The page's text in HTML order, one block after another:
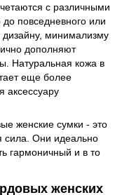
с различными
повседневного или
дизайну, минимализму
дополняют
Натуральная кожа в
еще более
аксессуару
женские сумки - это
сила. Они идеально
гармоничный и в то
женских